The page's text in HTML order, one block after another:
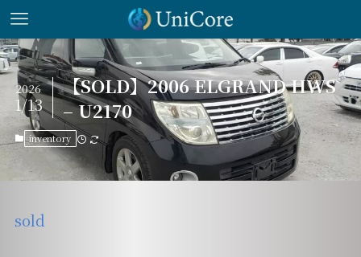
【SOLD】2006 ELGRAND HWS
– U2170
2026
1/13
inventory
sold